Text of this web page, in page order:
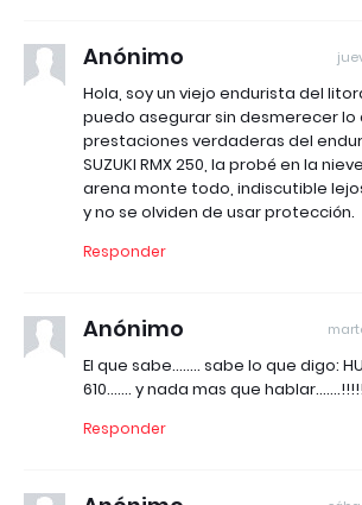
Anónimo
Hola, soy un viejo endurista del
puedo asegurar sin desmerecer lo
prestaciones verdaderas del
SUZUKI RMX 250, la probé en la
arena monte todo, indiscutible
y no se olviden de usar protección.
Responder
Anónimo
El que sabe........ sabe lo que digo:
610....... y nada mas que
Responder